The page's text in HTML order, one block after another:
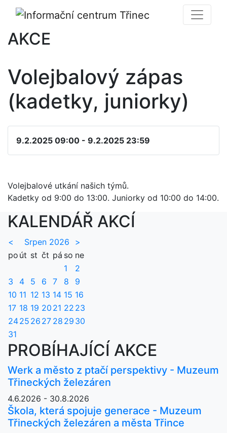
AKCE
Volejbalový zápas
(kadetky, juniorky)
9.2.2025 09:00 - 9.2.2025 23:59
Volejbalové utkání našich týmů.
Kadetky od 9:00 do 13:00. Juniorky od 10:00 do 14:00.
KALENDÁŘ AKCÍ
< Srpen 2026
>
po út st čt pá so ne
1
2
3
4 5 6 7 8
9
10 11 12 13 14 15 16
17 18 19 20 21 22 23
2425 26 27 28 29 30
31
PROBÍHAJÍCÍ AKCE
Werk a město z ptačí perspektivy - Muzeum
Třineckých železáren
4.6.2026 - 30.8.2026
Škola, která spojuje generace - Muzeum
Třineckých železáren a města Třince